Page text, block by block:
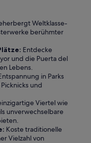
Weltklasse-
berühmter
Entdecke
und die Puerta del
Lebens.
in Parks
und
Viertel wie
unverwechselbare
Koste traditionelle
Vielzahl von